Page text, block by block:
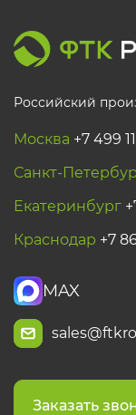
Российский
Москва +7 499
Санкт-
Екатеринбург
Краснодар +7
MAX
Заказать